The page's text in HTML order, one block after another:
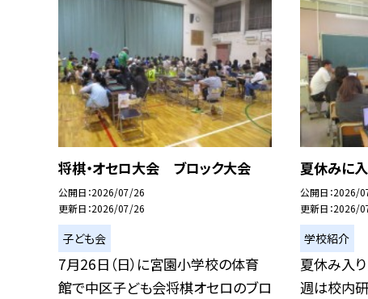
将棋・オセロ大会 ブロック大会
公開日 2026/07/26
更新日 2026/07/26
子ども会
7月26日（日）に宮園小学校の体育
館で中区子ども会将棋オセロのブロ
夏休みに
公開日 2026/
更新日 2026/
学校紹介
夏休み入
週は校内